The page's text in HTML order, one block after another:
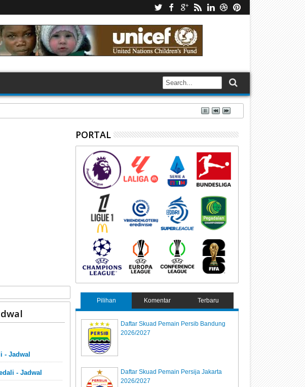
- Jadwal
- Jadwal
PORTAL
Pilihan Komentar Terbaru
Daftar Skuad Pemain Persib Bandung
2026/2027
Daftar Skuad Pemain Persija Jakarta
2026/2027